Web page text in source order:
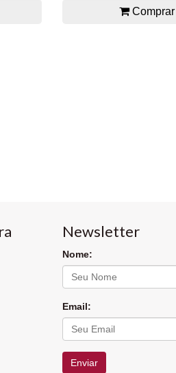
Comprar
Newsletter
Nome:
Email:
Enviar